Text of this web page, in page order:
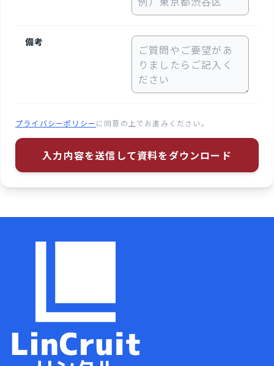
備考
プライバシーポリシーに同意の上でお進みください。
入力内容を送信して資料をダウンロード